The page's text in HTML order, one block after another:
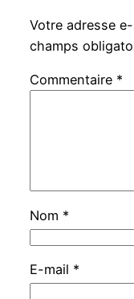
Votre adresse
champs
Commentaire *
Nom *
E-mail *